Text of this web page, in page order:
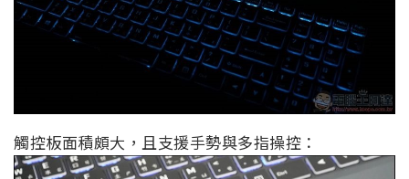
觸控板面積頗大，且支援手勢與多指操控：